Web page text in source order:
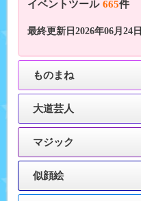
イベントツール 665件
最終更新日2026年06月24日
ものまね
大道芸人
マジック
似顔絵